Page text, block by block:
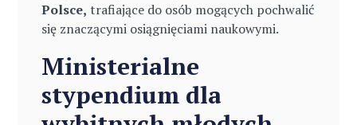
Polsce, trafiające do osób mogących pochwalić
się znaczącymi osiągnięciami naukowymi.
Ministerialne
stypendium dla